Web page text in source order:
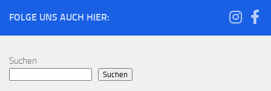
FOLGE UNS AUCH HIER:
Suchen
Suchen